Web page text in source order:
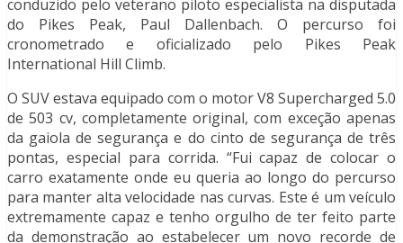
conduzido pelo veterano piloto especialista na disputada
do Pikes Peak, Paul Dallenbach. O percurso foi
cronometrado e oficializado pelo Pikes Peak
International Hill Climb.
O SUV estava equipado com o motor V8 Supercharged 5.0
de 503 cv, completamente original, com exceção apenas
da gaiola de segurança e do cinto de segurança de três
pontas, especial para corrida. “Fui capaz de colocar o
carro exatamente onde eu queria ao longo do percurso
para manter alta velocidade nas curvas. Este é um veículo
extremamente capaz e tenho orgulho de ter feito parte
da demonstração ao estabelecer um novo recorde de